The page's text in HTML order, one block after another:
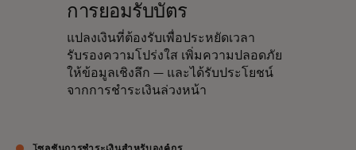
การยอมรับบัตร
แปลงเงินที่ต้องรับเพื่อประหยัดเวลา
รับรองความโปร่งใส เพิ่มความปลอดภัย
ให้ข้อมูลเชิงลึก — และได้รับประโยชน์
จากการชำระเงินล่วงหน้า